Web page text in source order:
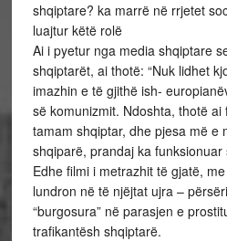
shqiptare? ka marrë në rrjetet
luajtur këtë rolë
Ai i pyetur nga media shqiptare
shqiptarët, ai thotë: “Nuk lidhet
imazhin e të gjithë ish-
së komunizmit. Ndoshta, thotë
tamam shqiptar, dhe pjesa më e
shqiparë, prandaj ka funksionuar
Edhe filmi i metrazhit të gjatë, me
lundron në të njëjtat ujra –
“burgosura” në parasjen e
trafikantësh shqiptarë.